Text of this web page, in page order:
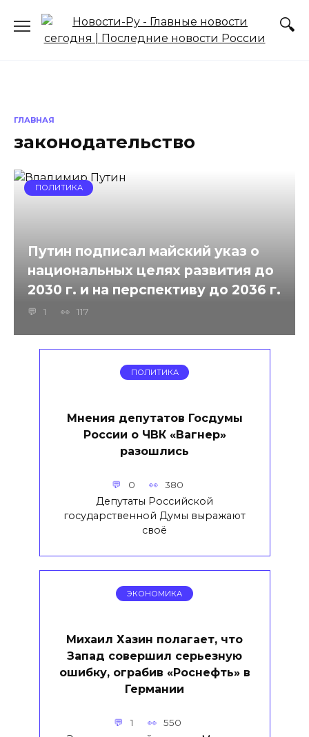
содержанию
ГЛАВНАЯ
законодательство
ПОЛИТИКА
Путин подписал майский указ о
национальных целях развития до
2030 г. и на перспективу до 2036 г.
1 117
ПОЛИТИКА
Мнения депутатов Госдумы
России о ЧВК «Вагнер»
разошлись
0 380
Депутаты Российской
государственной Думы выражают
своё
ЭКОНОМИКА
Михаил Хазин полагает, что
Запад совершил серьезную
ошибку, ограбив «Роснефть» в
Германии
1 550